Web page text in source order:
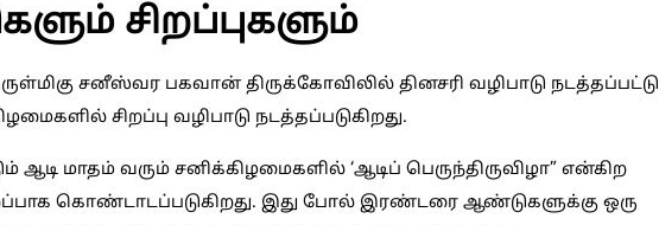
சிறப்புகளும்
சனீஸ்வர பகவான் திருக்கோவிலில் தினசரி வழிபாடு நடத்தப்பட்டு
சிறப்பு வழிபாடு நடத்தப்படுகிறது.
மாதம் வரும் சனிக்கிழமைகளில் ‘ஆடிப் பெருந்திருவிழா” என்கிற
கொண்டாடப்படுகிறது. இது போல் இரண்டரை ஆண்டுகளுக்கு ஒரு